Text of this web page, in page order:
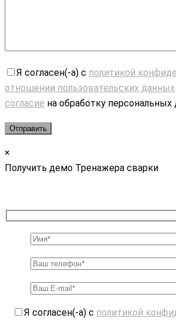
Я согласен(-а) с политикой
отношении пользовательских данных
согласие на обработку персональных
×
Получить демо Тренажера сварки
Я согласен(-а) с политикой